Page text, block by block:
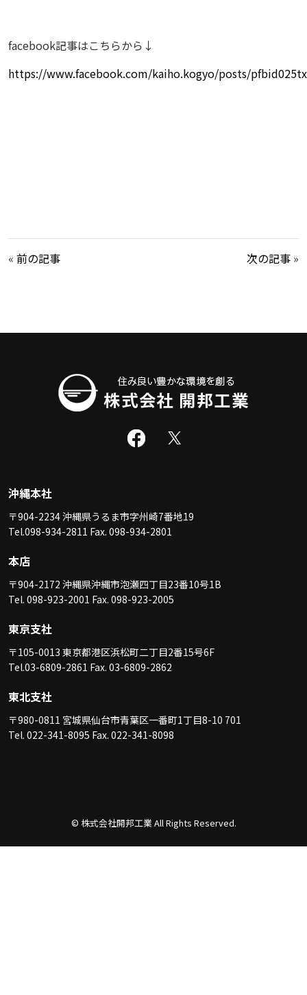
facebook記事はこちらから↓
https://www.facebook.com/kaiho.kogyo/posts/
« 前の記事 次の記事 »
沖縄本社
〒904-2234 沖縄県うるま市字州崎7番地19
Tel.098-934-2811 Fax. 098-934-2801
本店
〒904-2172 沖縄県沖縄市泡瀬四丁目23番10号1B
Tel. 098-923-2001 Fax. 098-923-2005
東京支社
〒105-0013 東京都港区浜松町二丁目2番15号6F
Tel.03-6809-2861 Fax. 03-6809-2862
東北支社
〒980-0811 宮城県仙台市青葉区一番町1丁目8-10 701
Tel. 022-341-8095 Fax. 022-341-8098
© 株式会社開邦工業 All Rights Reserved.